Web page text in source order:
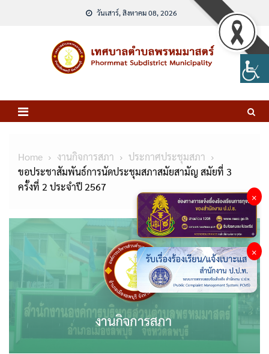
วันเสาร์, สิงหาคม 08, 2026
Home งานกิจการสภา
ประกาศประชุมสภา
ขอประชาสัมพันธ์การนัดประชุมสภาสมัยสามัญ สมัยที่ 3
ครั้งที่ 2 ประจำปี 2567
×
×